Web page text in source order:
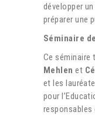
développer
préparer une
Séminaire
Ce séminaire
Mehlen et
et les
pour
responsables